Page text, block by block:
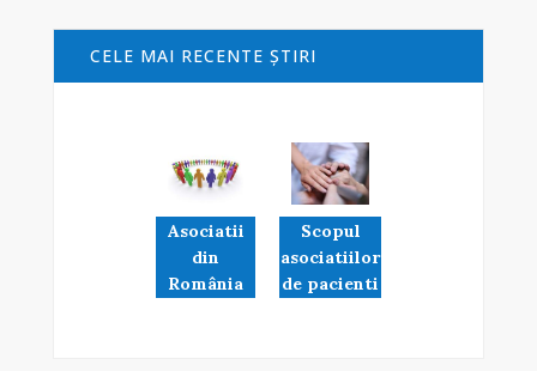
CELE MAI RECENTE ŞTIRI
Asociatii
din
România
Scopul
asociatiilor
de pacienti